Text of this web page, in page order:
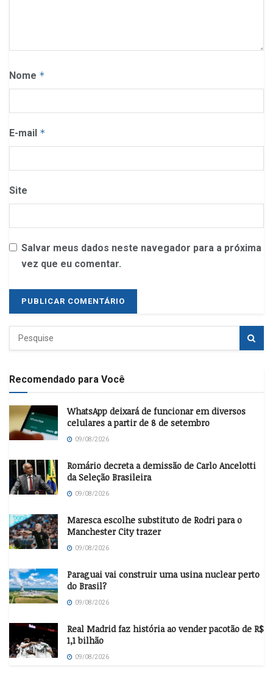
Nome *
E-mail *
Site
Salvar meus dados neste navegador para a próxima
vez que eu comentar.
Recomendado para Você
WhatsApp deixará de funcionar em diversos
celulares a partir de 8 de setembro
09/08/2026
Romário decreta a demissão de Carlo Ancelotti
da Seleção Brasileira
09/08/2026
Maresca escolhe substituto de Rodri para o
Manchester City trazer
09/08/2026
Paraguai vai construir uma usina nuclear perto
do Brasil?
09/08/2026
Real Madrid faz história ao vender pacotão de R$
1,1 bilhão
09/08/2026